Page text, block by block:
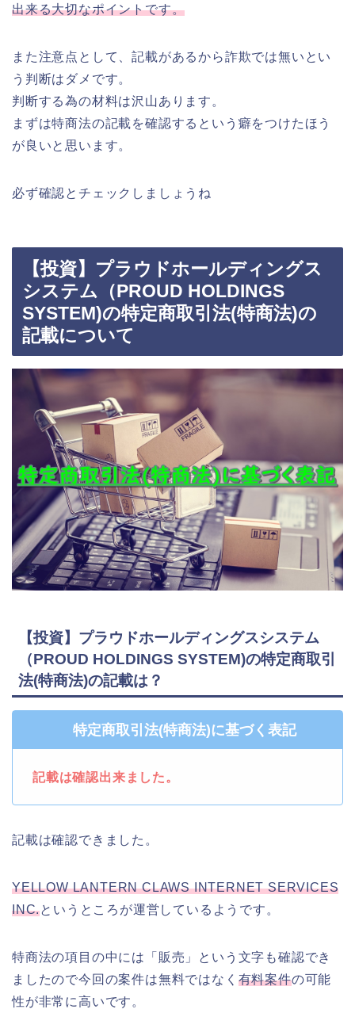
出来る大切なポイントです。
また注意点として、記載があるから詐欺では無いとい
う判断はダメです。
判断する為の材料は沢山あります。
まずは特商法の記載を確認するという癖をつけたほう
が良いと思います。
必ず確認とチェックしましょうね
【投資】プラウドホールディングス
システム（PROUD HOLDINGS
SYSTEM)の特定商取引法(特商法)の
記載について
【投資】プラウドホールディングスシステム
（PROUD HOLDINGS SYSTEM)の特定商取引
法(特商法)の記載は？
特定商取引法(特商法)に基づく表記
記載は確認出来ました。
記載は確認できました。
YELLOW LANTERN CLAWS INTERNET SERVICES
INC.というところが運営しているようです。
特商法の項目の中には「販売」という文字も確認でき
ましたので今回の案件は無料ではなく 有料案件の可能
性が非常に高いです。